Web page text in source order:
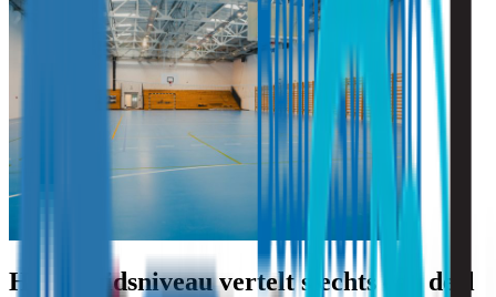
Het geluidsniveau vertelt slechts een deel